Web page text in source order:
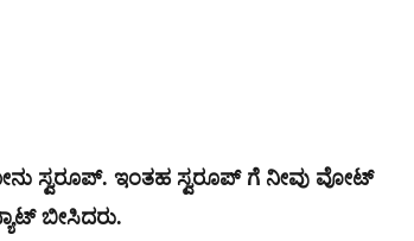
ಸ್ವರೂಪ್. ಇಂತಹ ಸ್ವರೂಪ್ ಗೆ ನೀವು ವೋಟ್
ಬೀಸಿದರು.